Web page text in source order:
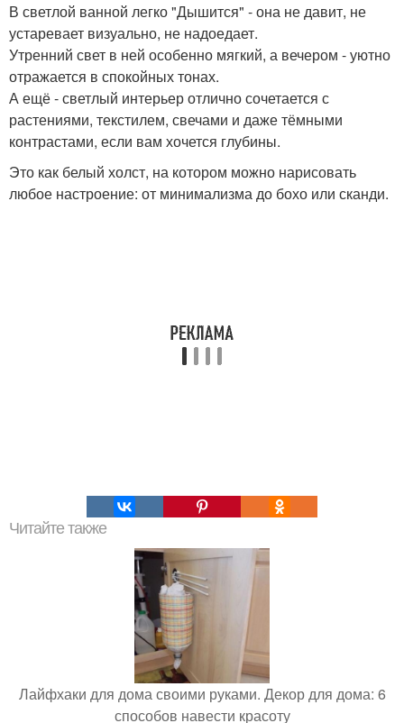
В светлой ванной легко "Дышится" - она не давит, не
устаревает визуально, не надоедает.
Утренний свет в ней особенно мягкий, а вечером - уютно
отражается в спокойных тонах.
А ещё - светлый интерьер отлично сочетается с
растениями, текстилем, свечами и даже тёмными
контрастами, если вам хочется глубины.
Это как белый холст, на котором можно нарисовать
любое настроение: от минимализма до бохо или сканди.
Читайте также
Лайфхаки для дома своими руками. Декор для дома: 6
способов навести красоту